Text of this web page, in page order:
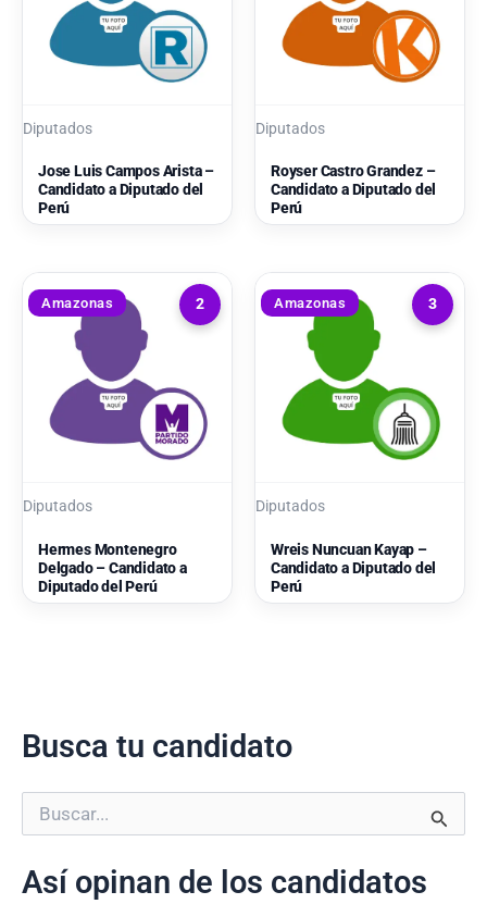
Diputados
Jose Luis Campos Arista –
Candidato a Diputado del
Perú
Diputados
Royser Castro Grandez –
Candidato a Diputado del
Perú
2
Amazonas
Diputados
Hermes Montenegro
Delgado – Candidato a
Diputado del Perú
3
Amazonas
Diputados
Wreis Nuncuan Kayap –
Candidato a Diputado del
Perú
Busca tu candidato
u
c
Así opinan de los candidatos